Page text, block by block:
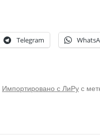
Telegram
Импортировано с ЛиРус